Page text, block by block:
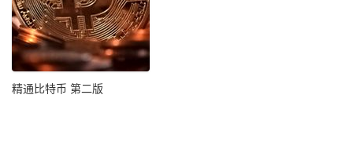
精通比特币 第二版